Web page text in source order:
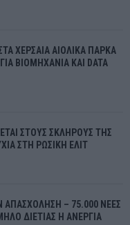
ΧΕΡΣΑΙΑ ΑΙΟΛΙΚΑ ΠΑΡΚΑ
ΒΙΟΜΗΧΑΝΙΑ ΚΑΙ DATA
ΣΤΟΥΣ ΣΚΛΗΡΟΥΣ ΤΗΣ
ΣΤΗ ΡΩΣΙΚΗ ΕΛΙΤ
– 75.000 ΝΕΕΣ
ΔΙΕΤΙΑΣ Η ΑΝΕΡΓΙΑ